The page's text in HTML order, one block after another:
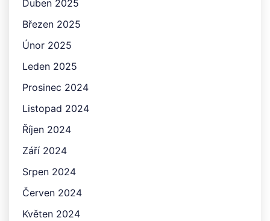
Duben 2025
Březen 2025
Únor 2025
Leden 2025
Prosinec 2024
Listopad 2024
Říjen 2024
Září 2024
Srpen 2024
Červen 2024
Květen 2024